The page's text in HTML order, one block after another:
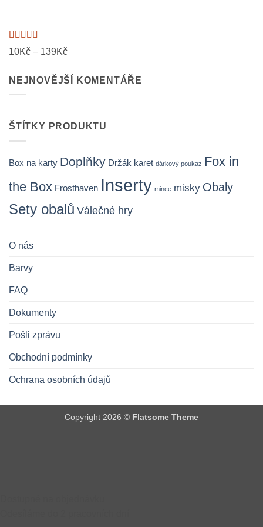
Hodnocení
4.89z 5
10Kč – 139KčRozpětí
10Kč
NEJNOVĚJŠÍ KOMENTÁŘE
ŠTÍTKY PRODUKTU
Box na karty Doplňky Držák karet dárkový poukaz Fox in
the Box Frosthaven Inserty mince misky Obaly
Sety obalů Válečné hry
O nás
Barvy
FAQ
Dokumenty
Pošli zprávu
Obchodní podmínky
Ochrana osobních údajů
Copyright 2026 © Flatsome Theme